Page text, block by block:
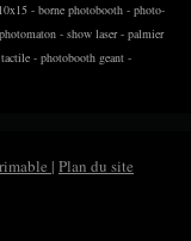
- borne photobooth - photo-
- show laser - palmier
- photobooth geant -
| Plan du site